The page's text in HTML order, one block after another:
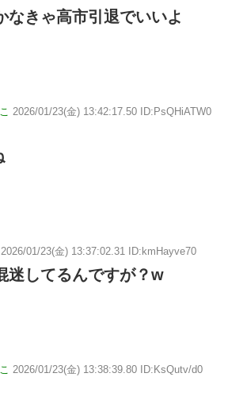
なきゃ高市引退でいいよ
2026/01/23(金) 13:42:17.50 ID:PsQHiATW0
2026/01/23(金) 13:37:02.31 ID:kmHayve70
迷してるんですが？w
2026/01/23(金) 13:38:39.80 ID:KsQutv/d0